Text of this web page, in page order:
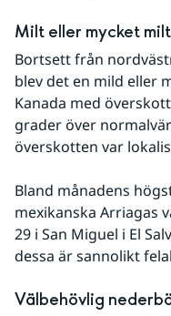
Milt eller mycket
Bortsett från
blev det en mild eller
Kanada med
grader över
överskotten var
Bland månadens
mexikanska Arriagas
29 i San Miguel i El
dessa är sannolikt
Välbehövlig